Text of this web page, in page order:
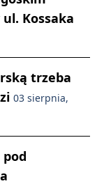
Kossaka
trzeba
03 sierpnia,